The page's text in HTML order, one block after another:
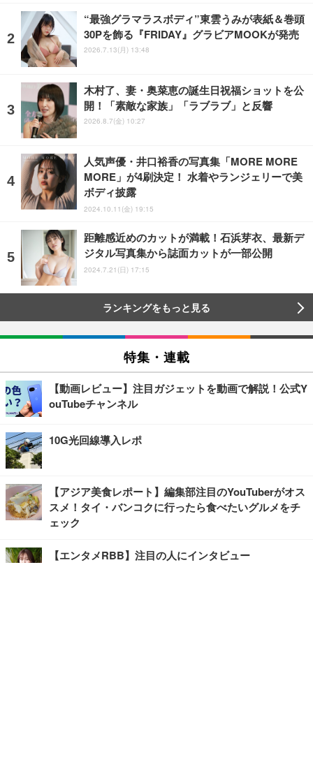
“最強グラマラスボディ”東雲うみが表紙＆巻頭
30Pを飾る『FRIDAY』グラビアMOOKが発売
2026.7.13(月) 13:48
木村了、妻・奥菜恵の誕生日祝福ショットを公
開！「素敵な家族」「ラブラブ」と反響
2026.8.7(金) 10:27
人気声優・井口裕香の写真集「MORE MORE
MORE」が4刷決定！ 水着やランジェリーで美
ボディ披露
2024.10.11(金) 19:15
距離感近めのカットが満載！石浜芽衣、最新デ
ジタル写真集から誌面カットが一部公開
2024.7.21(日) 17:15
ランキングをもっと見る
特集・連載
【動画レビュー】注目ガジェットを動画で解説！公式Y
ouTubeチャンネル
10G光回線導入レポ
【アジア美食レポート】編集部注目のYouTuberがオス
スメ！タイ・バンコクに行ったら食べたいグルメをチ
ェック
【エンタメRBB】注目の人にインタビュー